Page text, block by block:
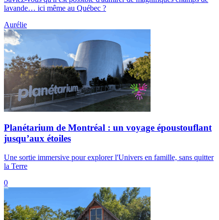
lavande… ici même au Québec ?
Aurélie
Planétarium de Montréal : un voyage époustouflant
jusqu’aux étoiles
Une sortie immersive pour explorer l'Univers en famille, sans quitter
la Terre
0